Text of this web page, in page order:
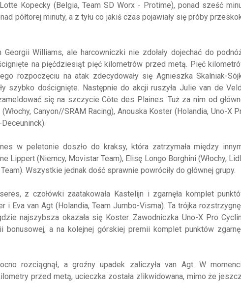
Kopecky (Belgia, Team SD Worx - Protime), ponad sześć
półtorej minuty, a z tyłu co jakiś czas pojawiały się próby
Williams, ale harcowniczki nie zdołały dojechać do
na pięćdziesiąt pięć kilometrów przed metą. Pięć
rozpoczęciu na atak zdecydowały się Agnieszka Skalniak-
szybko doścignięte. Następnie do akcji ruszyła Julie van de
się na szczycie Côte des Plaines. Tuż za nim od
Canyon//SRAM Racing), Anouska Koster (Holandia, Uno-X
w peletonie doszło do kraksy, która zatrzymała między
Lippert (Niemcy, Movistar Team), Elisę Longo Borghini (Włochy,
Wszystkie jednak dość sprawnie powróciły do głównej grupy.
z czołówki zaatakowała Kastelijn i zgarnęła komplet
i Eva van Agt (Holandia, Team Jumbo-Visma). Ta trójka
najszybsza okazała się Koster. Zawodniczka Uno-X Pro
a na kolejnej górskiej premii komplet punktów
rozciągnął, a groźny upadek zaliczyła van Agt. W
przed metą, ucieczka została zlikwidowana, mimo że